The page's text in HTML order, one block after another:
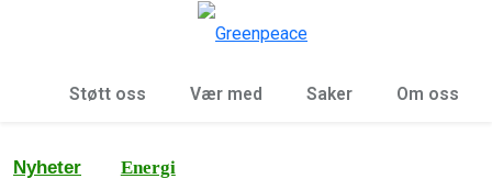
Støtt oss Vær med Saker Om oss
Nyheter Energi